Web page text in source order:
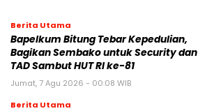
Berita Utama
Bapelkum Bitung Tebar Kepedulian,
Bagikan Sembako untuk Security dan
TAD Sambut HUT RI ke-81
Jumat, 7 Agu 2026 - 00:08 WIB
Berita Utama